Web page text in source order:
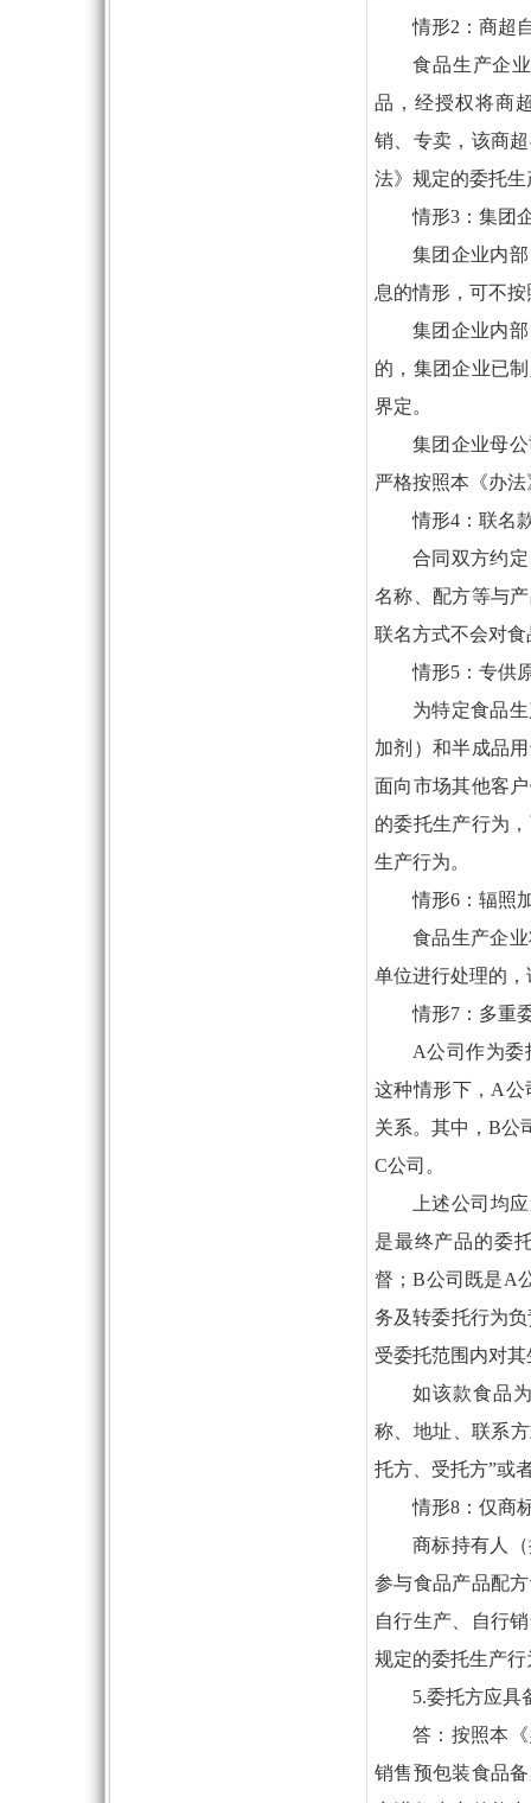
情形2：商超
食品生产企
品，经授权将商
销、专卖，该商
法》规定的委托生
情形3：集团
集团企业内
息的情形，可不
集团企业内
的，集团企业已
界定。
集团企业母
严格按照本《办
情形4：联名
合同双方约
名称、配方等与
联名方式不会对
情形5：专供
为特定食品
加剂）和半成品
面向市场其他客
的委托生产行为
生产行为。
情形6：辐照
食品生产企
单位进行处理的
情形7：多重
A公司作为委
这种情形下，A公
关系。其中，B公
C公司。
上述公司均
是最终产品的委
督；B公司既是A
务及转委托行为
受委托范围内对
如该款食品
称、地址、联系
托方、受托方”或
情形8：仅商
商标持有人
参与食品产品配
自行生产、自行
规定的委托生产行
5.委托方应具
答：按照本
销售预包装食品